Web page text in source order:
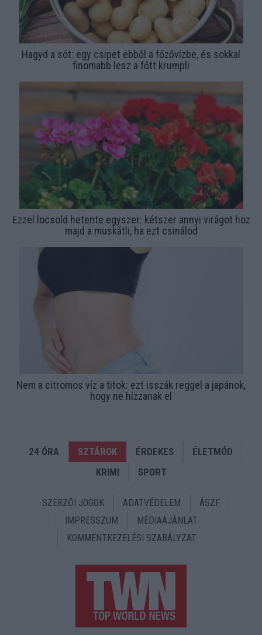
Hagyd a sót: egy csipet ebből a főzővízbe, és sokkal
finomabb lesz a főtt krumpli
Ezzel locsold hetente egyszer: kétszer annyi virágot hoz
majd a muskátli, ha ezt csinálod
Nem a citromos víz a titok: ezt isszák reggel a japánok,
hogy ne hízzanak el
24 ÓRA SZTÁROK ÉRDEKES
ÉLETMÓD
KRIMI
SPORT
SZERZŐI JOGOK ADATVÉDELEM
ÁSZF
IMPRESSZUM
MÉDIAAJÁNLAT
KOMMENTKEZELÉSI SZABÁLYZAT